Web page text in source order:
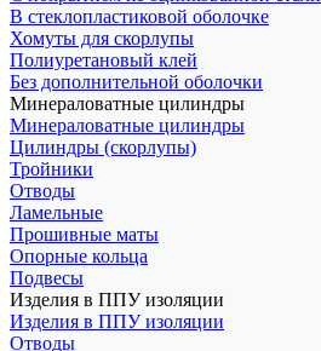
В стеклопластиковой оболочке
Хомуты для скорлупы
Полиуретановый клей
Без дополнительной оболочки
Минераловатные цилиндры
Минераловатные цилиндры
Цилиндры (скорлупы)
Тройники
Отводы
Ламельные
Прошивные маты
Опорные кольца
Подвесы
Изделия в ППУ изоляции
Изделия в ППУ изоляции
Отводы